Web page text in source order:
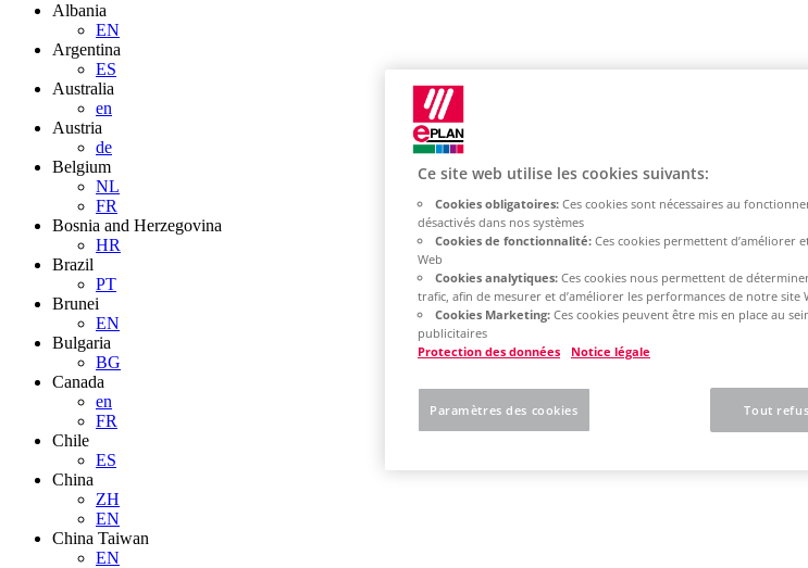
Albania
EN
Argentina
ES
Australia
en
Austria
de
Belgium
NL
FR
Bosnia and Herzegovina
HR
Brazil
PT
Brunei
EN
Bulgaria
BG
Canada
en
FR
Chile
ES
China
ZH
EN
China Taiwan
EN
Ce site web utilise les cookies suivants:
Cookies obligatoires: Ces cookies sont nécessaires au
désactivés dans nos systèmes
Cookies de fonctionnalité: Ces cookies permettent d’améliorer
Web
Cookies analytiques: Ces cookies nous permettent de
trafic, afin de mesurer et d’améliorer les performances de notre site
Cookies Marketing: Ces cookies peuvent être mis en place au
publicitaires
Protection des données
Notice légale
Tout
Paramètres des cookies